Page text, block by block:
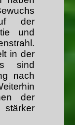
der
und
in der
sind
nach
der